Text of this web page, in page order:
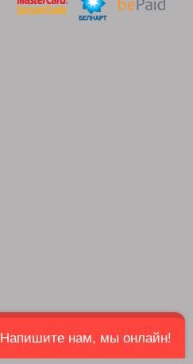
Напишите нам, мы онлайн!